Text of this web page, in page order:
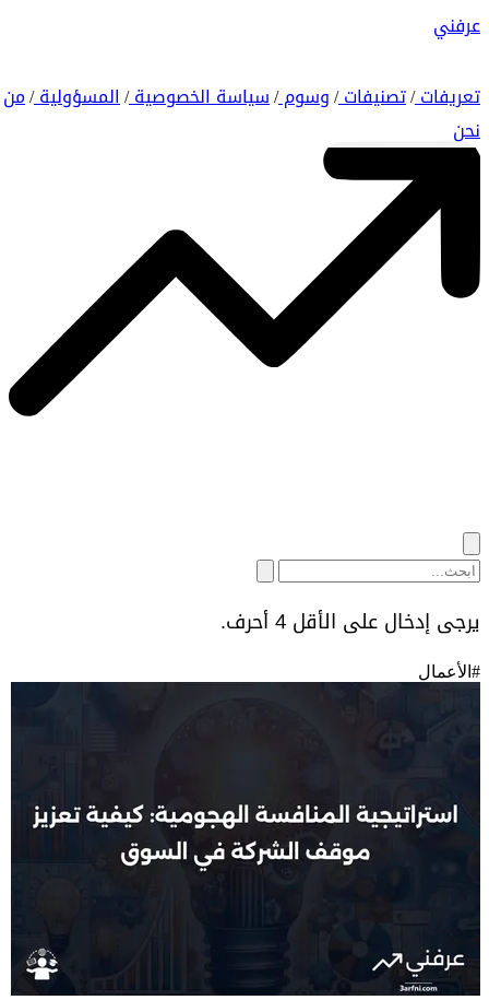
عرفني
تعريفات/ تصنيفات/ وسوم/ سياسة الخصوصية/ المسؤولية/ من
نحن
يرجى إدخال على الأقل 4 أحرف.
# الأعمال